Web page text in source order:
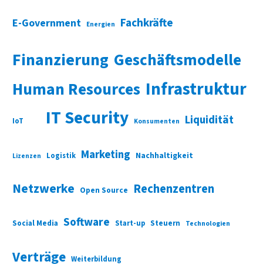
E-Government Energien Fachkräfte
Finanzierung Geschäftsmodelle
Human Resources Infrastruktur
IoT IT Security Konsumenten Liquidität
Lizenzen Logistik Marketing Nachhaltigkeit
Netzwerke Open Source Rechenzentren
Social Media Software Start-up Steuern Technologien
Verträge Weiterbildung